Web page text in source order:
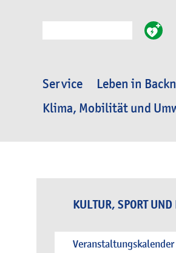
Service Leben in
Klima, Mobilität und
KULTUR, SPORT
Veranstaltungskalender